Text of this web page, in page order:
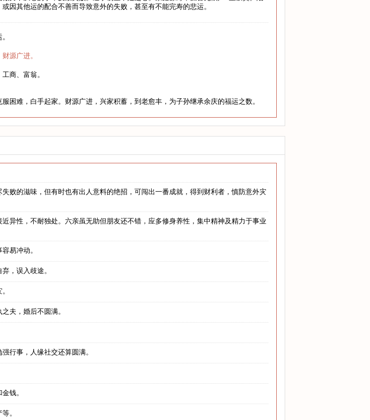
因其他运的配合不善而导致意外的失败，甚至有不能完寿的悲运。
源广进。
商、富翁。
困难，白手起家。财源广进，兴家积蓄，到老愈丰，为子孙继承余庆的福运之数。
败的滋味，但有时也有出人意料的绝招，可闯出一番成就，得到财利者，慎防意外灾
异性，不耐独处。六亲虽无助但朋友还不错，应多修身养性，集中精神及精力于事业
易冲动。
，误入歧途。
夫，婚后不圆满。
行事，人缘社交还算圆满。
钱。
。